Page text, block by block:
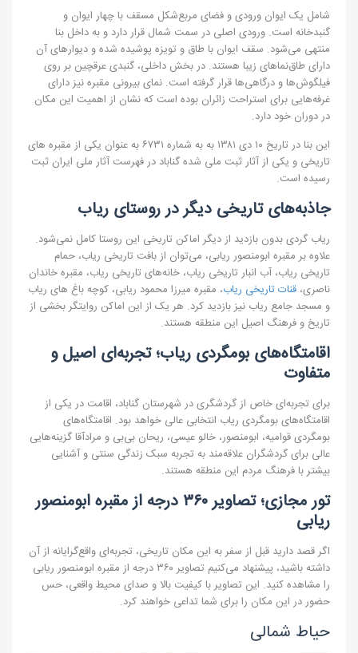
شامل یک ایوان ورودی و فضای مربع‌شکل مسقف با چهار ایوان و
گنبدخانه است. ورودی اصلی در سمت شمال قرار دارد و به داخل بنا
منتهی می‌شود. سقف ایوان با طاق و تویزه پوشیده شده و دیوارهای آن
دارای طاق‌نماهای زیبا هستند. در بخش داخلی، گنبدی عرقچین بر روی
فیلگوش‌ها و درگاهی‌ها قرار گرفته است. نمای بیرونی مقبره نیز دارای
غرفه‌هایی برای استراحت زائران بوده است که نشان از اهمیت این مکان
در دوران خود دارد.
این بنا در تاریخ ۱۰ دی ۱۳۸۱ به به شماره ۶۷۳۱ به عنوان یکی از مقبره های
تاریخی و یکی از آثار ثبت ملی شده گناباد در فهرست آثار ملی ایران ثبت
رسیده است.
جاذبه‌های تاریخی دیگر در روستای ریاب
ریاب گردی بدون بازدید از دیگر اماکن تاریخی این روستا کامل نمی‌شود.
علاوه بر مقبره ابومنصور ریابی، می‌توان از بافت تاریخی ریاب، حمام
تاریخی ریاب، آب انبار تاریخی ریاب، خانه‌های تاریخی ریاب، مقبره خاندان
ناصری، قنات تاریخی ریاب، مقبره میرزا محمود ریابی، کوچه‌ باغ‌ های ریاب
و مسجد جامع ریاب نیز بازدید کرد. هر یک از این اماکن روایتگر بخشی از
تاریخ و فرهنگ اصیل این منطقه هستند.
اقامتگاه‌های بومگردی ریاب؛ تجربه‌ای اصیل و
متفاوت
برای تجربه‌ای خاص از گردشگری در شهرستان گناباد، اقامت در یکی از
اقامتگاه‌های بومگردی ریاب انتخابی عالی خواهد بود. اقامتگاه‌های
بومگردی قوامیه، ابومنصور، خالو عیسی، ریحان بی‌بی و مرادآقا گزینه‌هایی
عالی برای گردشگران علاقه‌مند به تجربه سبک زندگی سنتی و آشنایی
بیشتر با فرهنگ مردم این منطقه هستند.
تور مجازی؛ تصاویر ۳۶۰ درجه از مقبره ابومنصور
ریابی
اگر قصد دارید قبل از سفر به این مکان تاریخی، تجربه‌ای واقع‌گرایانه از آن
داشته باشید، پیشنهاد می‌کنیم تصاویر ۳۶۰ درجه از مقبره ابومنصور ریابی
را مشاهده کنید. این تصاویر با کیفیت بالا و صدای محیط واقعی، حس
حضور در این مکان را برای شما تداعی خواهند کرد.
حیاط شمالی